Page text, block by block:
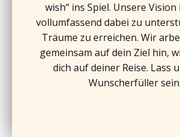
wish“ ins Spiel. Unsere Vision
vollumfassend dabei zu
Träume zu erreichen. Wir
gemeinsam auf dein Ziel hin,
dich auf deiner Reise. Lass
Wunscherfüller sein.